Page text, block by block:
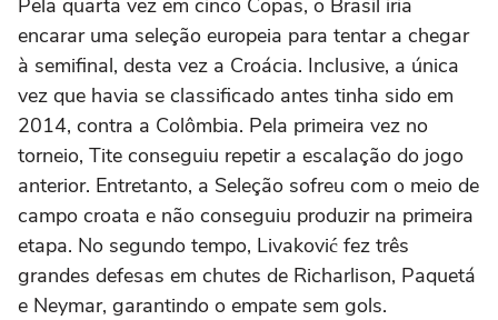
Pela quarta vez em cinco Copas, o Brasil iria
encarar uma seleção europeia para tentar a chegar
à semifinal, desta vez a Croácia. Inclusive, a única
vez que havia se classificado antes tinha sido em
2014, contra a Colômbia. Pela primeira vez no
torneio, Tite conseguiu repetir a escalação do jogo
anterior. Entretanto, a Seleção sofreu com o meio de
campo croata e não conseguiu produzir na primeira
etapa. No segundo tempo, Livaković fez três
grandes defesas em chutes de Richarlison, Paquetá
e Neymar, garantindo o empate sem gols.